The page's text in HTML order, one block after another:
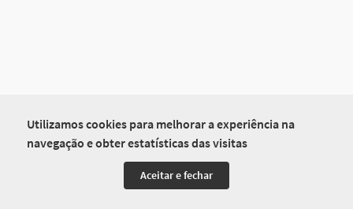
Utilizamos cookies para melhorar a experiência na
navegação e obter estatísticas das visitas
Aceitar e fechar